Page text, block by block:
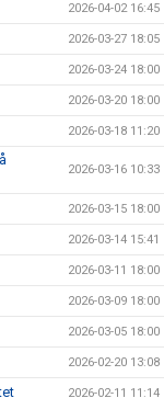
2026-04-02 16:45
2026-03-27 18:05
2026-03-24 18:00
2026-03-20 18:00
2026-03-18 11:20
2026-03-16 10:33
2026-03-15 18:00
2026-03-14 15:41
2026-03-11 18:00
2026-03-09 18:00
2026-03-05 18:00
2026-02-20 13:08
2026-02-11 11:14